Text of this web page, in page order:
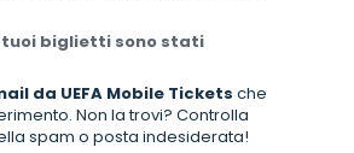
tuoi biglietti sono stati
da UEFA Mobile Tickets che
Non la trovi? Controlla
spam o posta indesiderata!